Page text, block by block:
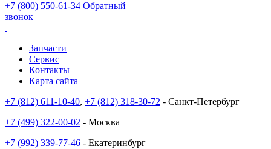
+7 (800) 550-61-34 Обратный
звонок
Запчасти
Сервис
Контакты
Карта сайта
+7 (812) 611-10-40, +7 (812) 318-30-72 - Санкт-Петербург
+7 (499) 322-00-02 - Москва
+7 (992) 339-77-46 - Екатеринбург